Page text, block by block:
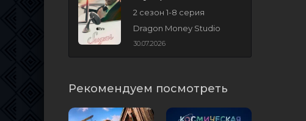
2 сезон 1-8 серия
Dragon Money Studio
30.07.2026
Рекомендуем посмотреть